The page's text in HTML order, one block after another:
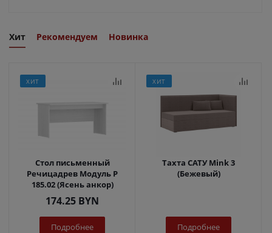
Хит Рекомендуем Новинка
ХИТ
Стол письменный
Речицадрев Модуль Р
185.02 (Ясень анкор)
174.25 BYN
Подробнее
ХИТ
Тахта САТУ Mink 3
(Бежевый)
Подробнее